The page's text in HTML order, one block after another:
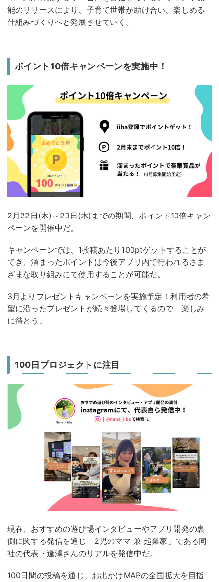
能のリリースにより、子育て世帯が助け合い、楽しめる
仕組みづくりへと発展させていく。
ポイント10倍キャンペーンを実施中！
2月22日(木)～29日(木)までの期間、ポイント10倍キャン
ペーンを開催中だ。
キャンペーンでは、1投稿あたり100ptゲットすることが
でき、溜まったポイントは今後アプリ内で行われるさま
ざまな取り組みにて使用することが可能だ。
3月よりプレゼントキャンペーンを実施予定！利用者の希
望に沿ったプレゼントが続々登場してくるので、楽しみ
に待とう。
100日プロジェクトに注目
現在、おすすめの遊び場インタビューやアプリ開発の裏
側に関する発信を通じ「2児のママ 兼 起業家」である同
社の代表・逢澤さんのリアルを発信中だ。
100日間の投稿を通じ、お出かけMAPの全国拡大を目指